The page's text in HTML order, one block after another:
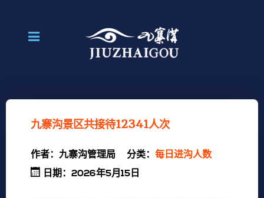
九寨沟景区共接待12341人次
作者： 九寨沟管理局 分类： 每日进沟人数
日期：2026年5月15日